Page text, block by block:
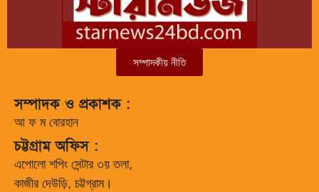
সম্পাদকীয় নীতি
সম্পাদক ও প্রকাশক :
আ ফ ম বোরহান
চট্টগ্রাম অফিস :
এপোলো শপিং সেন্টার ৩য় তলা,
কাজীর দেউড়ি, চট্টগ্রাম।